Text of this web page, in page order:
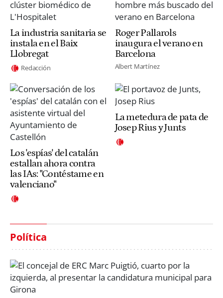
La industria sanitaria se
instala en el Baix
Llobregat
Redacción
Roger Pallarols
inaugura el verano en
Barcelona
Albert Martínez
Los 'espías' del catalán
estallan ahora contra
las IAs: "Contéstame en
valenciano"
La metedura de pata de
Josep Rius y Junts
Política